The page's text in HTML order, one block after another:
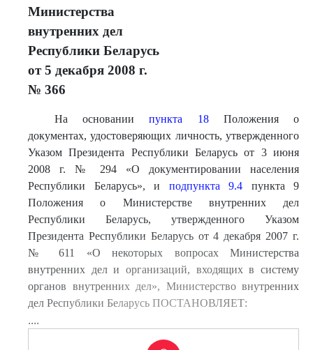
Министерства
внутренних дел
Республики Беларусь
от 5 декабря 2008 г.
№ 366
На основаниипункта 18Положения о
документах, удостоверяющих личность, утвержденного
Указом Президента Республики Беларусь от 3 июня
2008 г. № 294 «О документировании населения
Республики Беларусь», и подпункта 9.4 пункта 9
Положения о Министерстве внутренних дел
Республики Беларусь, утвержденного Указом
Президента Республики Беларусь от 4 декабря 2007 г.
№ 611 «О некоторых вопросах Министерства
внутренних дел и организаций, входящих в систему
органов внутренних дел», Министерство внутренних
дел Республики Беларусь ПОСТАНОВЛЯЕТ:
....